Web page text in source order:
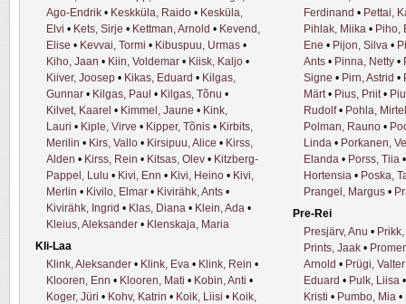
Ago-Endrik • Keskküla, Raido • Kesküla,
Elvi • Kets, Sirje • Kettman, Arnold • Kevend,
Elise • Kevvai, Tormi • Kibuspuu, Urmas •
Kiho, Jaan • Kiin, Voldemar • Kiisk, Kaljo •
Kiiver, Joosep • Kikas, Eduard • Kilgas,
Gunnar • Kilgas, Paul • Kilgas, Tõnu •
Kilvet, Kaarel • Kimmel, Jaune • Kink,
Lauri • Kiple, Virve • Kipper, Tõnis • Kirbits,
Merilin • Kirs, Vallo • Kirsipuu, Alice • Kirss,
Alden • Kirss, Rein • Kitsas, Olev • Kitzberg-
Pappel, Lulu • Kivi, Enn • Kivi, Heino • Kivi,
Merlin • Kivilo, Elmar • Kivirähk, Ants •
Kivirähk, Ingrid • Klas, Diana • Klein, Ada •
Kleius, Aleksander • Klenskaja, Maria
Kli-Laa
Klink, Aleksander • Klink, Eva • Klink, Rein •
Klooren, Enn • Klooren, Mati • Kobin, Anti •
Koger, Jüri • Kohv, Katrin • Koik, Liisi • Koik,
Ferdinand • Pettai,
Pihlak, Miika • Piho,
Ene • Pijon, Silva •
Ants • Pinna, Netty •
Signe • Pirn, Astrid •
Märt • Pius, Priit •
Rudolf• Pohla, Mirtel
Polman, Rauno •
Linda • Porkanen,
Elanda • Porss, Tiia
Hortensia • Poska,
Prangel, Margus •
Pre-Rei
Presjärv, Anu •
Prints, Jaak •
Arnold • Prügi, Valter
Eduard • Pulk, Liisa
Kristi • Pumbo, Mia •